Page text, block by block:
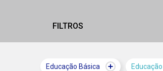
FILTROS
Educação Básica